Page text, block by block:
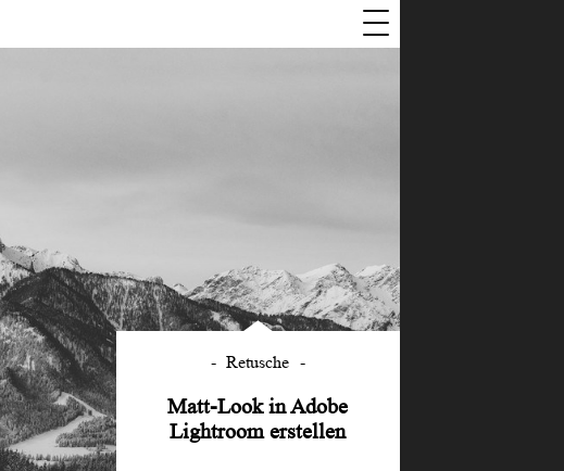
Retusche
Matt-Look in Adobe
Lightroom erstellen